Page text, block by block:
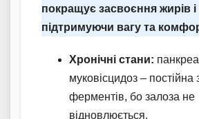
покращує засвоєння жирів і
підтримуючи вагу та
Хронічні стани:
муковісцидоз – постійна
ферментів, бо залоза не
відновлюється.